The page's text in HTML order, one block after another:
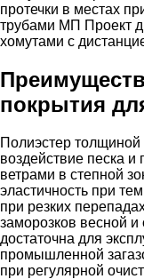
протечки в местах
трубами МП Проект
хомутами с
покрытия
Полиэстер
воздействие песка
ветрами в степной
эластичность при
при резких
заморозков весной и
достаточна для
промышленной
при регулярной